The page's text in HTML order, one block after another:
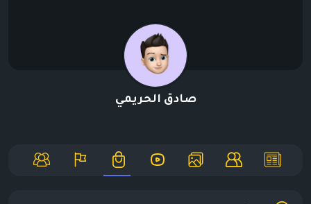
صادق الحريمي